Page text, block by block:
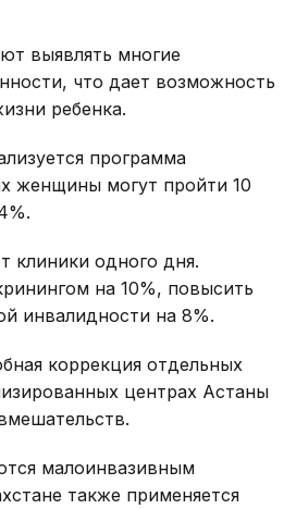
выявлять многие
что дает возможность
ребенка.
программа
женщины могут пройти 10
клиники одного дня.
на 10%, повысить
инвалидности на 8%.
коррекция отдельных
центрах Астаны
малоинвазивным
также применяется